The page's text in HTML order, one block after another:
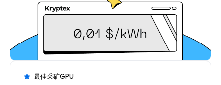
最佳采矿GPU